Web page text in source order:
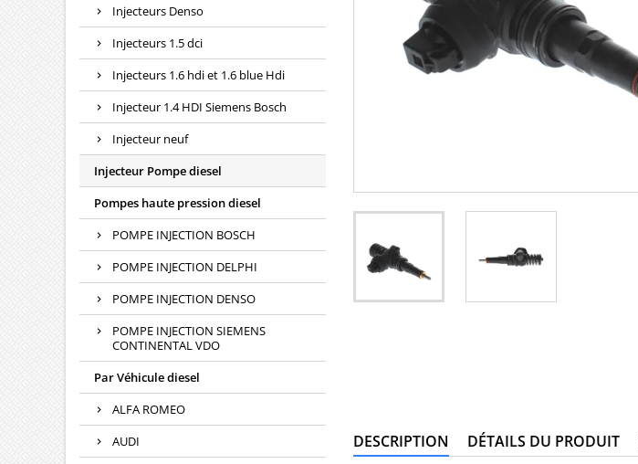
Injecteurs Denso
Injecteurs 1.5 dci
Injecteurs 1.6 hdi et 1.6 blue Hdi
Injecteur 1.4 HDI Siemens Bosch
Injecteur neuf
Injecteur Pompe diesel
Pompes haute pression diesel
POMPE INJECTION BOSCH
POMPE INJECTION DELPHI
POMPE INJECTION DENSO
POMPE INJECTION SIEMENS
CONTINENTAL VDO
Par Véhicule diesel
ALFA ROMEO
AUDI
DESCRIPTION DÉTAILS DU PRODUIT